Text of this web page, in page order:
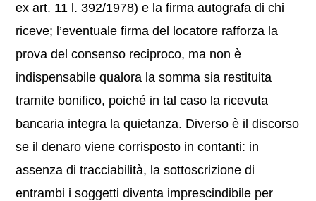
ex art. 11 l. 392/1978) e la firma autografa di chi
riceve; l’eventuale firma del locatore rafforza la
prova del consenso reciproco, ma non è
indispensabile qualora la somma sia restituita
tramite bonifico, poiché in tal caso la ricevuta
bancaria integra la quietanza. Diverso è il discorso
se il denaro viene corrisposto in contanti: in
assenza di tracciabilità, la sottoscrizione di
entrambi i soggetti diventa imprescindibile per